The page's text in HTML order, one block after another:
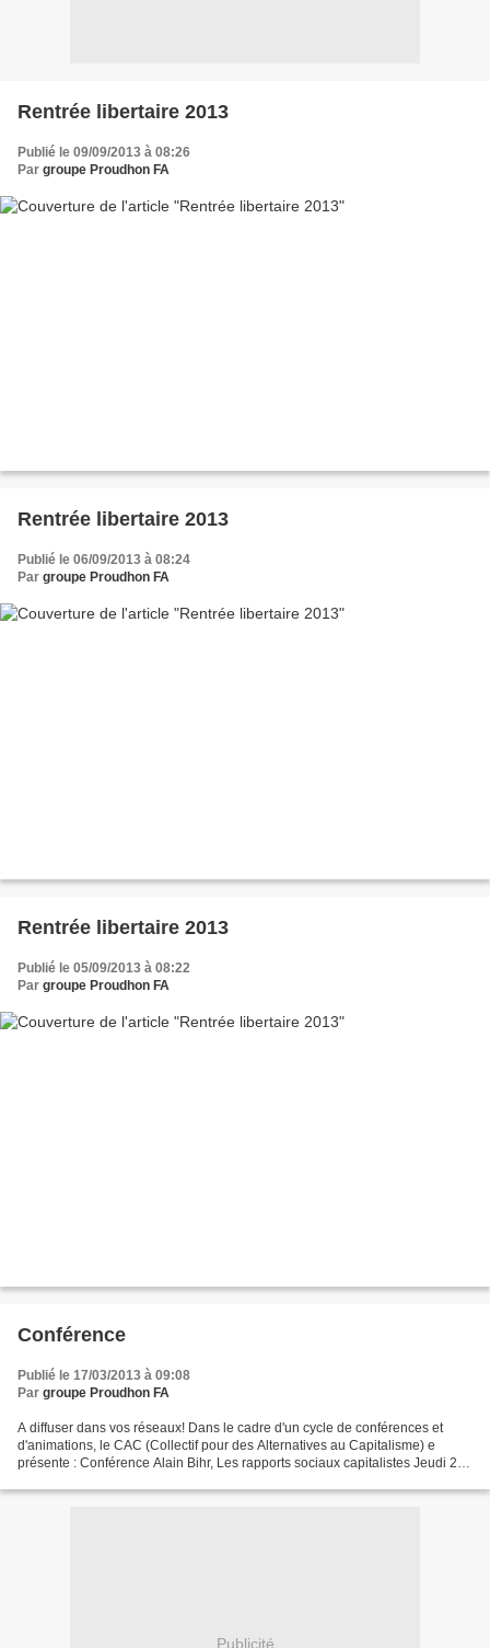
Rentrée libertaire 2013
Publié le 09/09/2013 à 08:26
Par groupe Proudhon FA
Rentrée libertaire 2013
Publié le 06/09/2013 à 08:24
Par groupe Proudhon FA
Rentrée libertaire 2013
Publié le 05/09/2013 à 08:22
Par groupe Proudhon FA
Conférence
Publié le 17/03/2013 à 09:08
Par groupe Proudhon FA
A diffuser dans vos réseaux! Dans le cadre d'un cycle de conférences et
d'animations, le CAC (Collectif pour des Alternatives au Capitalisme) e
présente : Conférence Alain Bihr, Les rapports sociaux capitalistes Jeudi 21
Publicité